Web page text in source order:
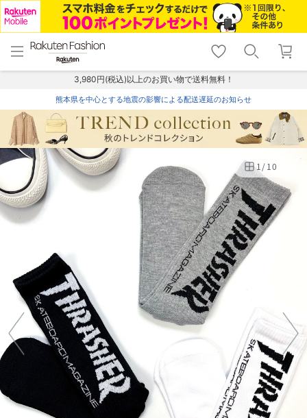
menu home
トップ
shopping_cart lock_outline
ログイン
3,980円(税込)以上のお買い物で送料無料！
熊本県を中心とする地震の影響による配送遅延のお知らせ
1/10